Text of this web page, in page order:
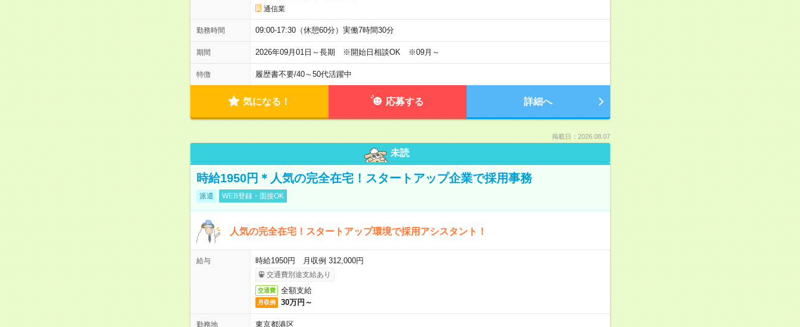
通信業
勤務時間 09:00-17:30（休憩60分）実働7時間30分
期間 2026年09月01日～長期 ※開始日相談OK ※09月～
特徴 履歴書不要/40～50代活躍中
気になる！ 応募する 詳細へ
掲載日：2026.08.07
未読
時給1950円＊人気の完全在宅！スタートアップ企業で採用事務
派遣 WEB登録・面接OK
人気の完全在宅！スタートアップ環境で採用アシスタント！
給与 時給1950円 月収例 312,000円
交通費別途支給あり
交通費 全額支給
月収例 30万円～
勤務地 東京都港区